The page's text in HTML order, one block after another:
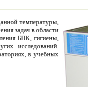
температуры,
задач в области
БПК, гигиены,
исследований.
в учебных